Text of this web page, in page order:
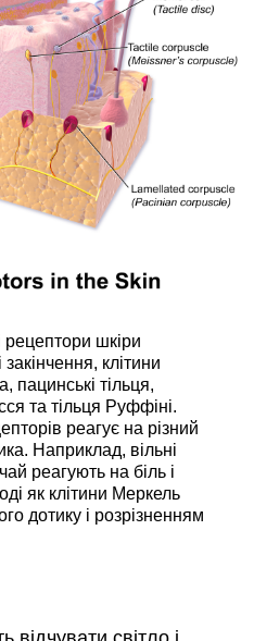
рецептори шкіри
клітини
пацинські тільця,
та тільця Руффіні.
реагує на різний
Наприклад, вільні
реагують на біль і
як клітини Меркель
дотику і розрізненням